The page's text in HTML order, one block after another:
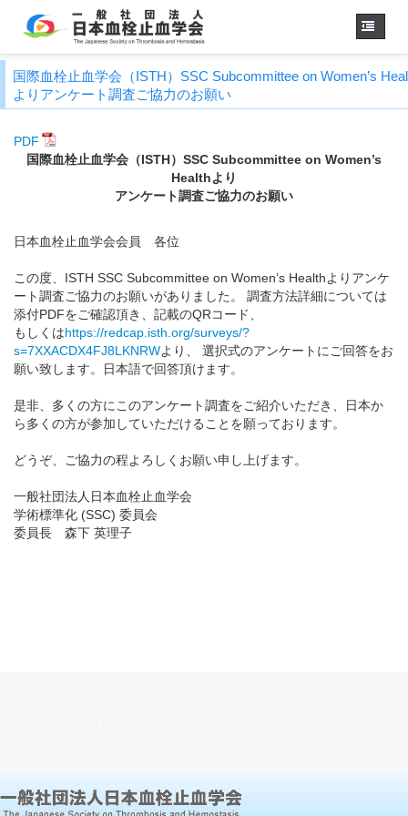
ホーム
学会概要 ・理事長挨拶
各種委員会
学会誌
ガイドライン
認定医制度
認定技師制度
学術集会
会員専用
事務手続き（入退会・変更）
国際血栓止血学会（ISTH）SSC Subcommittee on Women’s
よりアンケート調査ご協力のお願い
PDF
国際血栓止血学会（ISTH）SSC Subcommittee on Women’s
Healthより
アンケート調査ご協力のお願い
日本血栓止血学会会員 各位
この度、ISTH SSC Subcommittee on Women’s Healthよりアンケ
ート調査ご協力のお願いがありました。 調査方法詳細については
添付PDFをご確認頂き、記載のQRコード、
もしくはhttps://redcap.isth.org/surveys/?
s=7XXACDX4FJ8LKNRWより、 選択式のアンケートにご回答をお
願い致します。日本語で回答頂けます。
是非、多くの方にこのアンケート調査をご紹介いただき、日本か
ら多くの方が参加していただけることを願っております。
どうぞ、ご協力の程よろしくお願い申し上げます。
一般社団法人日本血栓止血学会
学術標準化 (SSC) 委員会
委員長 森下 英理子